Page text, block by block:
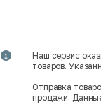
Наш сервис
товаров.
Отправка
продажи.